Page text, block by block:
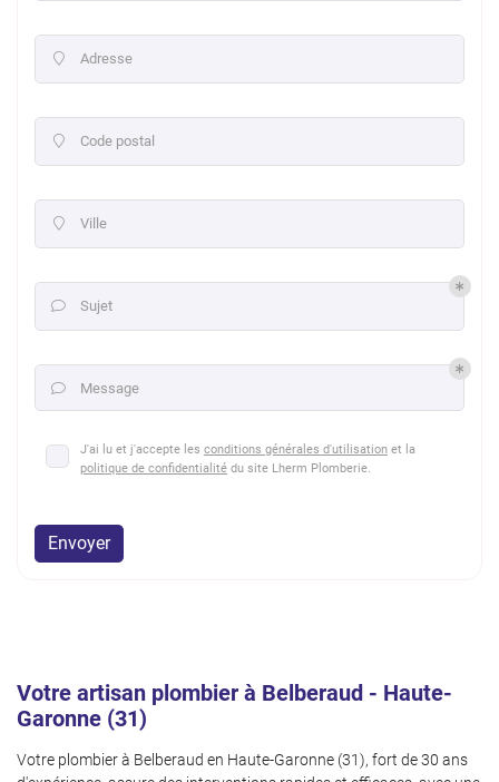
 Adresse
 Code postal
 Ville
 Sujet
 Message
J'ai lu et j'accepte les conditions générales d'utilisation et la
politique de confidentialité du site Lherm Plomberie.
Envoyer
Votre artisan plombier à Belberaud - Haute-
Garonne (31)
Votre plombier à Belberaud en Haute-Garonne (31), fort de 30 ans